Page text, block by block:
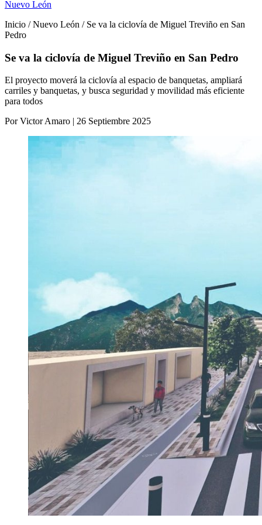
Nuevo León
Inicio / Nuevo León / Se va la ciclovía de Miguel Treviño en San
Pedro
Se va la ciclovía de Miguel Treviño en San Pedro
El proyecto moverá la ciclovía al espacio de banquetas, ampliará
carriles y banquetas, y busca seguridad y movilidad más eficiente
para todos
Por Victor Amaro | 26 Septiembre 2025